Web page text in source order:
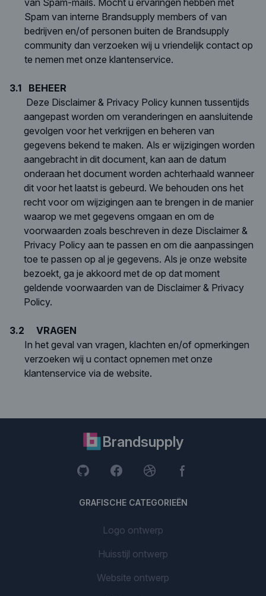
van Spam-mails. Mocht u ervaringen hebben met
Spam van interne Brandsupply members of van
bedrijven en/of personen buiten de Brandsupply
community dan verzoeken wij u vriendelijk contact op
te nemen met onze klantenservice.
3.1
BEHEER
Deze Disclaimer & Privacy Policy kunnen tussentijds
aangepast worden om veranderingen en aansluitende
gevolgen voor het verkrijgen en beheren van
gegevens bekend te maken. Als er wijzigingen worden
aangebracht in dit document, kan aan de datum
onderaan het document worden achterhaald wanneer
dit voor het laatst is gebeurd. We behouden ons het
recht voor om wijzigingen aan te brengen in de manier
waarop we met gegevens omgaan en om de
voorwaarden zoals beschreven in deze Disclaimer &
Privacy Policy aan te passen en om die aanpassingen
toe te passen op al je gegevens. Als je onze website
bezoekt, ga je akkoord met de op dat moment
geldende voorwaarden van de Disclaimer & Privacy
Policy.
3.2
VRAGEN
In het geval van vragen, klachten en/of opmerkingen
verzoeken wij u contact opnemen met onze
klantenservice via de website.
Brandsupply
GRAFISCHE CATEGORIEËN
Logo ontwerp
Huisstijl ontwerp
Website ontwerp